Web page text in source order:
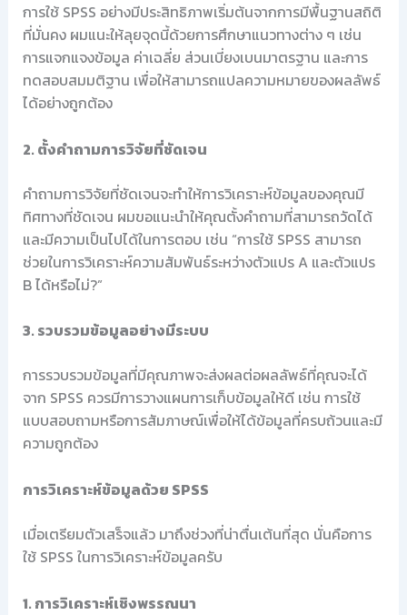
การใช้ SPSS อย่างมีประสิทธิภาพเริ่มต้นจากการมีพื้นฐานสถิติ
ที่มั่นคง ผมแนะให้ลุยจุดนี้ด้วยการศึกษาแนวทางต่าง ๆ เช่น
การแจกแจงข้อมูล ค่าเฉลี่ย ส่วนเบี่ยงเบนมาตรฐาน และการ
ทดสอบสมมติฐาน เพื่อให้สามารถแปลความหมายของผลลัพธ์
ได้อย่างถูกต้อง
2. ตั้งคำถามการวิจัยที่ชัดเจน
คำถามการวิจัยที่ชัดเจนจะทำให้การวิเคราะห์ข้อมูลของคุณมี
ทิศทางที่ชัดเจน ผมขอแนะนำให้คุณตั้งคำถามที่สามารถวัดได้
และมีความเป็นไปได้ในการตอบ เช่น “การใช้ SPSS สามารถ
ช่วยในการวิเคราะห์ความสัมพันธ์ระหว่างตัวแปร A และตัวแปร
B ได้หรือไม่?”
3. รวบรวมข้อมูลอย่างมีระบบ
การรวบรวมข้อมูลที่มีคุณภาพจะส่งผลต่อผลลัพธ์ที่คุณจะได้
จาก SPSS ควรมีการวางแผนการเก็บข้อมูลให้ดี เช่น การใช้
แบบสอบถามหรือการสัมภาษณ์เพื่อให้ได้ข้อมูลที่ครบถ้วนและมี
ความถูกต้อง
การวิเคราะห์ข้อมูลด้วย SPSS
เมื่อเตรียมตัวเสร็จแล้ว มาถึงช่วงที่น่าตื่นเต้นที่สุด นั่นคือการ
ใช้ SPSS ในการวิเคราะห์ข้อมูลครับ
1. การวิเคราะห์เชิงพรรณนา